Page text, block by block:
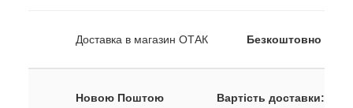
Доставка в магазин ОТАК Безкоштовно
Новою Поштою Вартість доставки: